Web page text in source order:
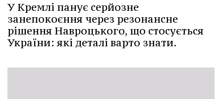
У Кремлі панує серйозне
занепокоєння через резонансне
рішення Навроцького, що стосується
України: які деталі варто знати.